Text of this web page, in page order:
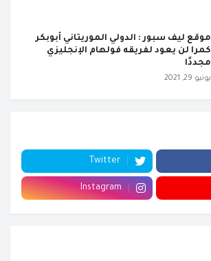
موقع ليف سبور : الدولي الموريتاني أبوبكر
كمرا لن يعود لفريقه فولهام الإنجليزي
مجددًا
يونيو 29, 2021
Twitter
Instagram